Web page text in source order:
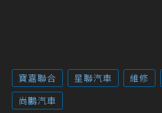
寶嘉聯合 星聯汽車 維修
尚鵬汽車